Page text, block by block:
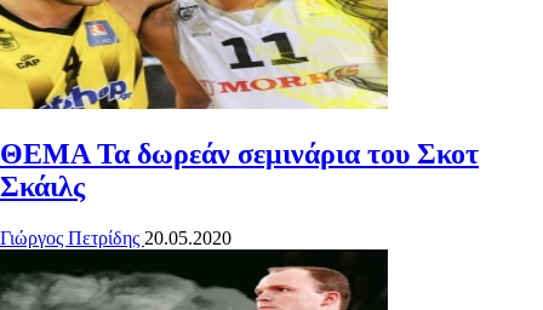
ΘΕΜΑΤα δωρεάν σεμινάρια του Σκοτ
Σκάιλς
Γιώργος Πετρίδης 20.05.2020